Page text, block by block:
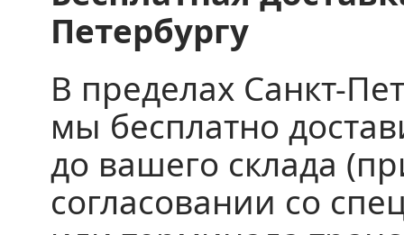
Петербургу
В пределах Санкт-
мы бесплатно
до вашего склада
согласовании со